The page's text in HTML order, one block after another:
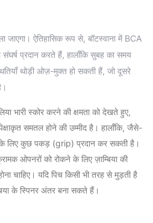
जाएगा। ऐतिहासिक रूप से, बॉटस्वाना में BCA
प्रदान करते हैं, हालाँकि सुबह का समय
थोड़ी ओज़-मुक्त हो सकती हैं, जो दूसरे
भारी स्कोर करने की क्षमता को देखते हुए,
समतल होने की उम्मीद है। हालाँकि, जैसे-
लिए कुछ पकड़ (grip) प्रदान कर सकती है।
ओपनरों को रोकने के लिए ज़ाम्बिया की
चाहिए। यदि पिच किसी भी तरह से मुड़ती है
के स्पिनर अंतर बना सकते हैं।